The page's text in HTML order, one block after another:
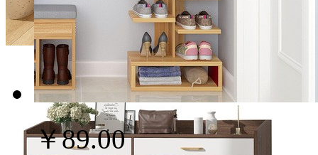
￥89.00